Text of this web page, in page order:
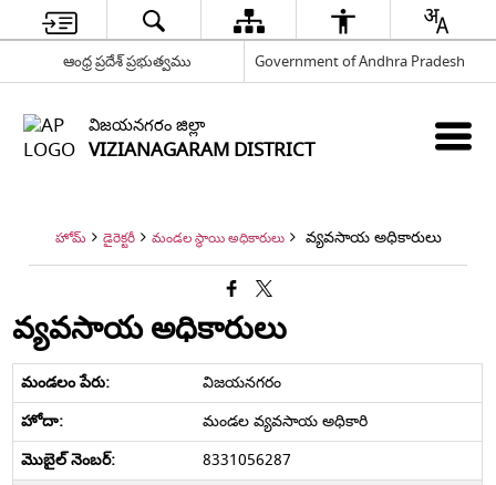
ఆంధ్ర ప్రదేశ్ ప్రభుత్వము Government of Andhra Pradesh
విజయనగరం జిల్లా
VIZIANAGARAM DISTRICT
హోమ్ డైరెక్టరీ మండల స్థాయి అధికారులు వ్యవసాయ అధికారులు
వ్యవసాయ అధికారులు
విజయనగరం
మండల వ్యవసాయ అధికారి
8331056287